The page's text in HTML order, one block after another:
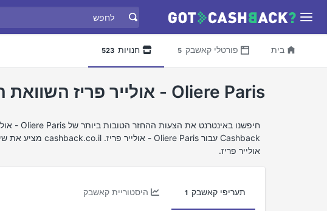
בית פורטלי קאשבק 5 חנויות 523
Oliere Paris - אולייר פריז השוואת החזר כספי
אולייר פריז.
תעריפי קאשבק 1 היסטוריית קאשבק